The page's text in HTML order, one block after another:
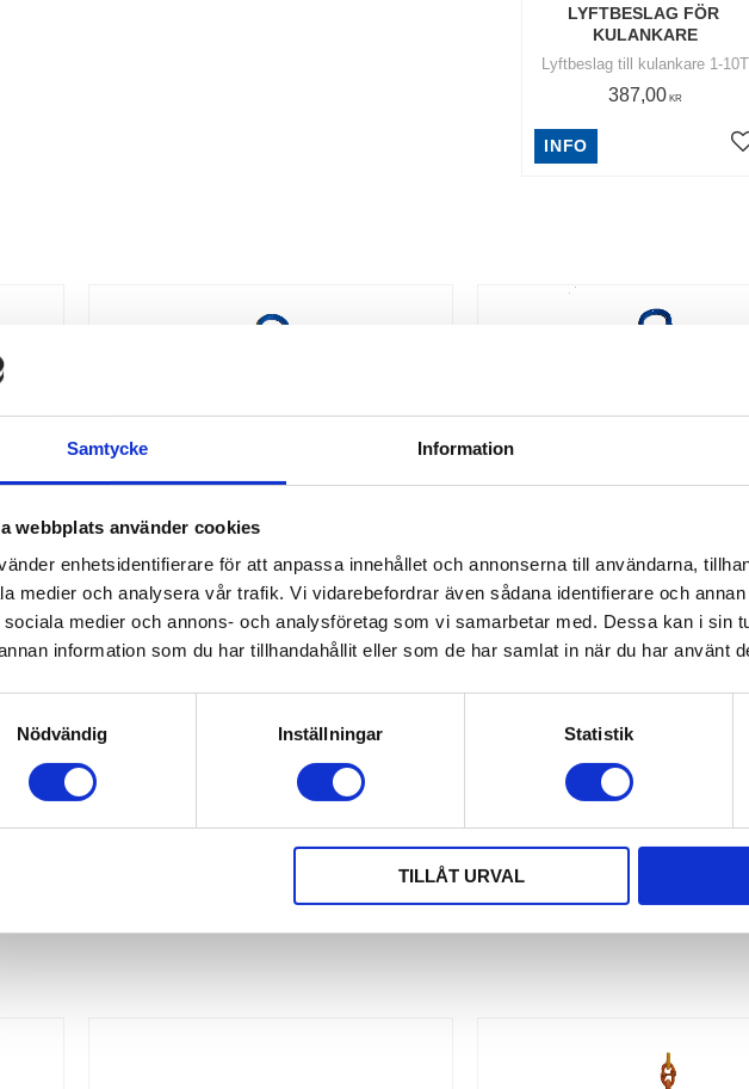
Samtycke Information
webbplats använder cookies
enhetsidentifierare för att anpassa innehållet och annonserna till användarna,
medier och analysera vår trafik. Vi vidarebefordrar även sådana identifierare och
sociala medier och annons- och analysföretag som vi samarbetar med. Dessa kan i sin
information som du har tillhandahållit eller som de har samlat in när du har använt
Nödvändig Inställningar Statistik
TILLÅT URVAL
LYFTBESLAG FÖR
KULANKARE
Lyftbeslag till kulankare 1-10T
387,00 KR
INFO
LYFTKÄTTING KLASS 10 1-PART SP
Köp lyftkätting klass 10, 1-part med spärrkrok. |
Standardlängd 2,0, 3,0 4,0, 5,0 och 6,0 mtr |
Lyftutrustning /Lyftkättingar
KR
LYFTKÄTTING KLASS 10 1-
Köp lyftkätting klass 10, 1-part,
förkortningskrok. | Standardlängd
4,0 meter effektiv längd. |
882,00 KR